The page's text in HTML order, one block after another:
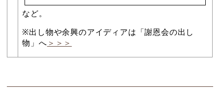
など。
※出し物や余興のアイディアは「謝恩会の出し
物」へ ＞＞＞